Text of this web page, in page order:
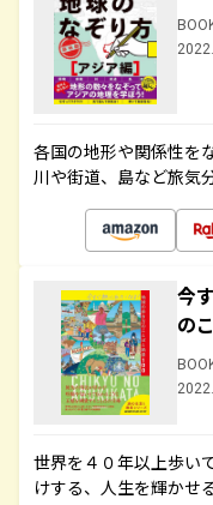
各国の地形や関係性を
川や街道、島など旅気
今
の
世界を４０年以上歩い
けする、人生を輝かせ